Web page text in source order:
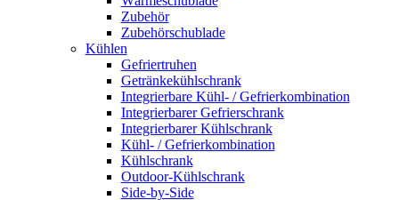
Zubehör
Zubehörschublade
Kühlen
Gefriertruhen
Getränkekühlschrank
Integrierbare Kühl- / Gefrierkombination
Integrierbarer Gefrierschrank
Integrierbarer Kühlschrank
Kühl- / Gefrierkombination
Kühlschrank
Outdoor-Kühlschrank
Side-by-Side